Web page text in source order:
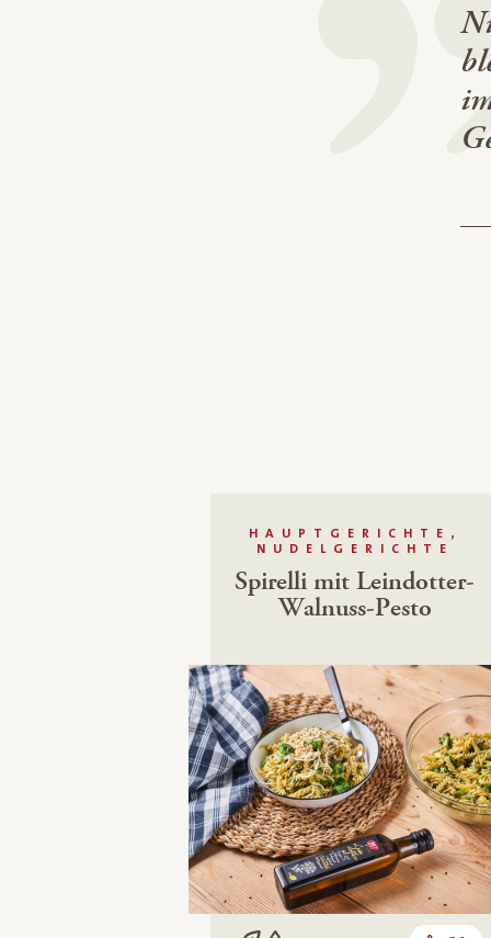
HAUPTGERICHTE,
NUDELGERICHTE
Spirelli mit Leindotter-
Walnuss-Pesto